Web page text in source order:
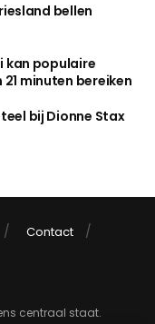
bellen
kan populaire
minuten bereiken
bij Dionne Stax
Contact
centraal staat.